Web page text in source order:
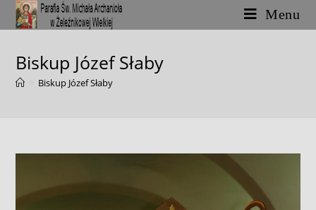
Skip
content
Menu
Biskup Józef Słaby
Biskup Józef Słaby